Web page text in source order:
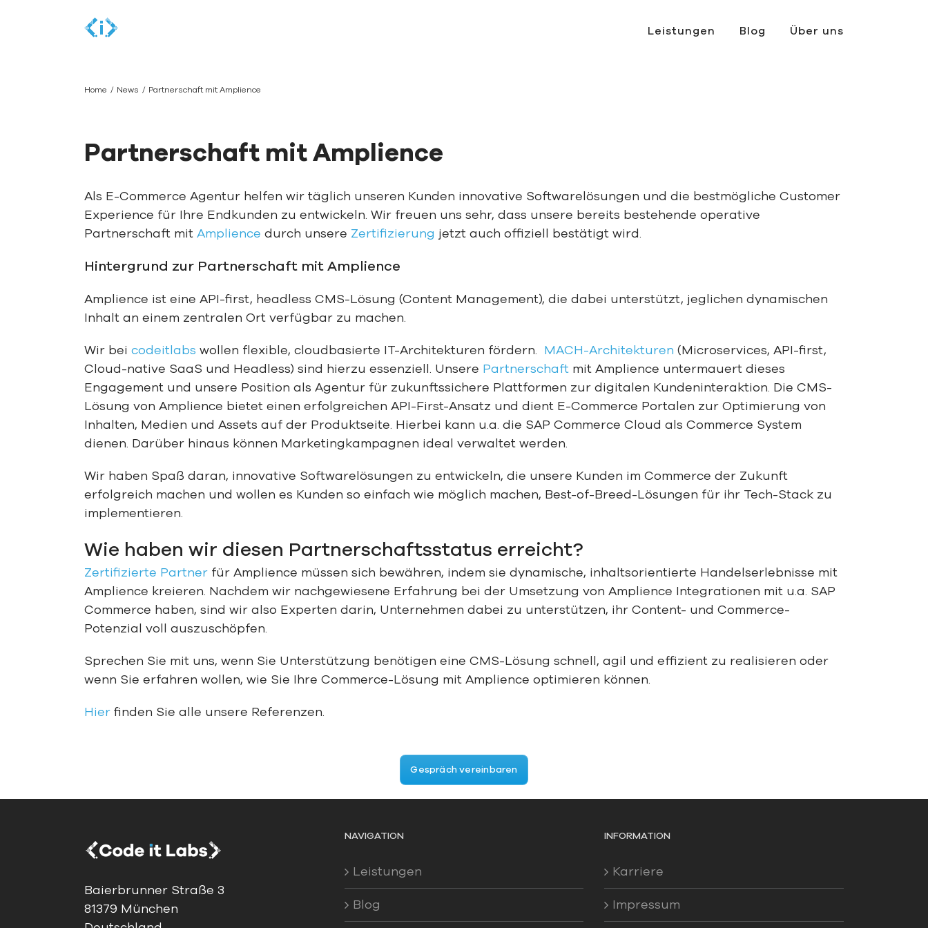
Leistungen Blog Über uns
Home News Partnerschaft mit Amplience
Partnerschaft mit Amplience
Als E-Commerce Agentur helfen wirtäglich unseren Kunden innovative Softwarelösungen und die bestmögliche Customer
Experience für Ihre Endkunden zu entwickeln. Wir freuen uns sehr, dass unsere bereits bestehende operative
Partnerschaftmit Amplience durch unsere Zertifizierung jetzt auch offiziell bestätigt wird.
Hintergrund zur Partnerschaft mit Amplience
Amplience ist eine API-first, headless CMS-Lösung (Content Management), die dabei unterstützt, jeglichen dynamischen
Inhalt an einem zentralen Ort verfügbar zu machen.
Wir bei codeitlabs wollen flexible, cloudbasierte IT-Architekturen fördern. MACH-Architekturen (Microservices, API-first,
Cloud-native SaaS und Headless) sind hierzu essenziell. Unsere Partnerschaftmit Amplience untermauert dieses
Engagement und unsere Position als Agentur für zukunftssichere Plattformen zur digitalen Kundeninteraktion. Die CMS-
Lösung von Amplience bietet einen erfolgreichen API-First-Ansatz und dient E-Commerce Portalen zur Optimierung von
Inhalten, Medien und Assets auf der Produktseite. Hierbei kann u.a. die SAP Commerce Cloud als Commerce System
dienen. Darüber hinaus können Marketingkampagnen ideal verwaltet werden.
Wir haben Spaß daran, innovative Softwarelösungen zu entwickeln, die unsere Kunden im Commerce der Zukunft
erfolgreich machen und wollen es Kunden so einfach wie möglich machen, Best-of-Breed-Lösungen für ihr Tech-Stack zu
implementieren.
Wie haben wir diesen Partnerschaftsstatus erreicht?
Zertifizierte Partnerfür Amplience müssen sich bewähren, indem sie dynamische, inhaltsorientierte Handelserlebnisse mit
Amplience kreieren. Nachdem wir nachgewiesene Erfahrung bei der Umsetzung von Amplience Integrationen mit u.a. SAP
Commerce haben, sind wir also Experten darin, Unternehmen dabei zu unterstützen, ihr Content- und Commerce-
Potenzial voll auszuschöpfen.
Sprechen Sie mit uns, wenn Sie Unterstützung benötigen eine CMS-Lösung schnell, agil und effizient zu realisieren oder
wenn Sie erfahren wollen, wie Sie Ihre Commerce-Lösung mit Amplience optimieren können.
Hierfinden Sie alle unsere Referenzen.
Gespräch vereinbaren
Baierbrunner Straße 3
81379 München
NAVIGATION
Leistungen
Blog
INFORMATION
Karriere
Impressum